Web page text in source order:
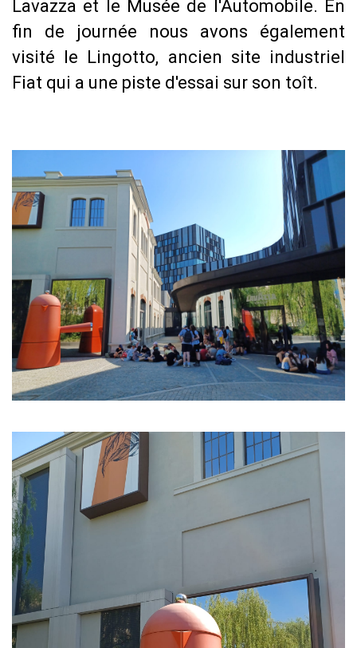
Lavazza et le Musée de l'Automobile. En
fin de journée nous avons également
visité le Lingotto, ancien site industriel
Fiat qui a une piste d'essai sur son toît.